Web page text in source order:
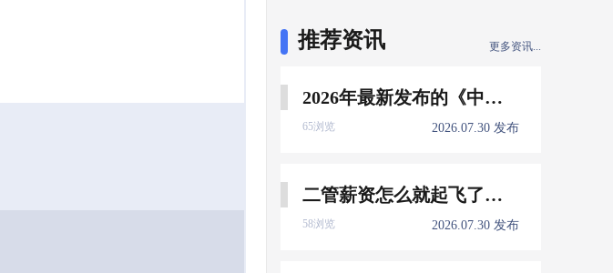
推荐资讯 更多资讯...
2026年最新发布的《中国船员发展报告》，暴露了哪些信息量？
65浏览 2026.07.30 发布
二管薪资怎么就起飞了，下一个会是谁？
58浏览 2026.07.30 发布